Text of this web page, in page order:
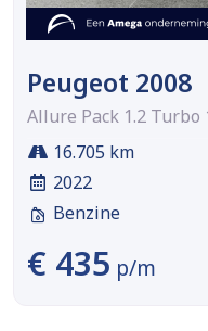
Peugeot 2008
Allure Pack 1.2 Turbo
16.705 km
2022
Benzine
€ 435 p/m